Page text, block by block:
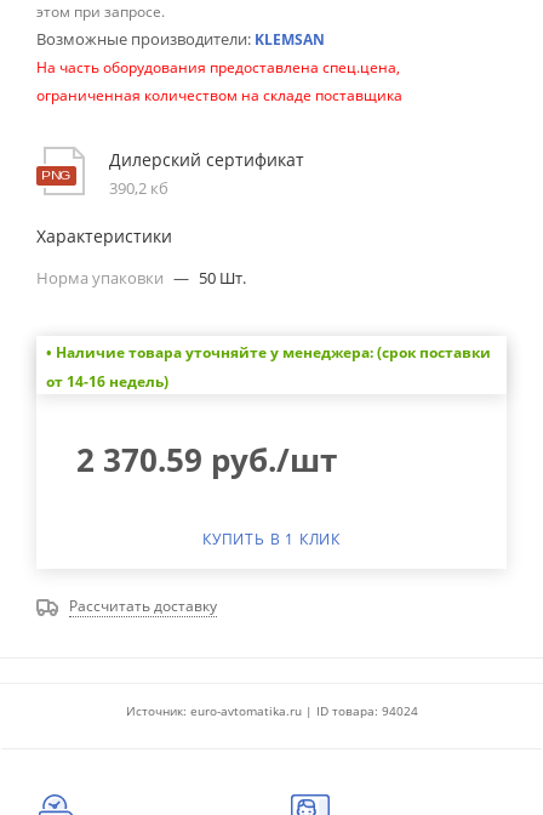
этом при запросе.
Возможные производители: KLEMSAN
На часть оборудования предоставлена спец.цена,
ограниченная количеством на складе поставщика
Дилерский сертификат
390,2 кб
Характеристики
Норма упаковки — 50 Шт.
• Наличие товара уточняйте у менеджера: (срок поставки
от 14-16 недель)
2 370.59 руб./шт
КУПИТЬ В 1 КЛИК
Рассчитать доставку
Источник: euro-avtomatika.ru | ID товара: 94024